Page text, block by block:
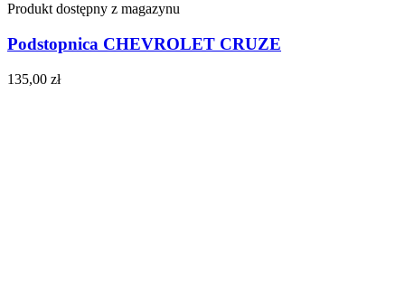
Produkt dostępny z magazynu
Podstopnica CHEVROLET CRUZE
135,00 zł